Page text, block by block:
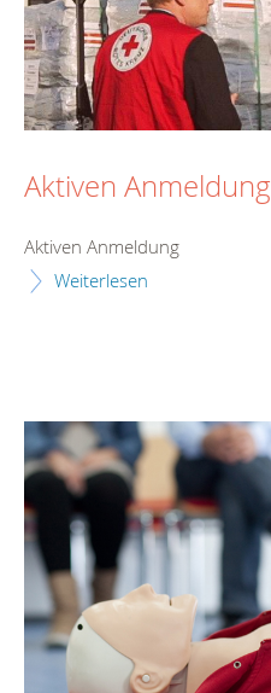
Aktiven Anmeldung
Aktiven Anmeldung
Weiterlesen